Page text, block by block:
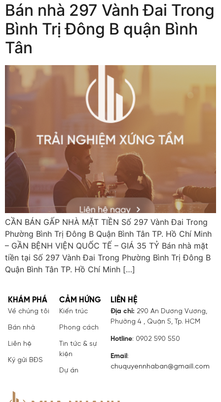
Bán nhà 297 Vành Đai Trong
Bình Trị Đông B quận Bình
Tân
CẦN BÁN GẤP NHÀ MẶT TIỀN Số 297 Vành Đai Trong
Phường Bình Trị Đông B Quận Bình Tân TP. Hồ Chí Minh
– GẦN BỆNH VIỆN QUỐC TẾ – GIÁ 35 TỶ Bán nhà mặt
tiền tại Số 297 Vành Đai Trong Phường Bình Trị Đông B
Quận Bình Tân TP. Hồ Chí Minh […]
KHÁM PHÁ
Về chúng tôi
Bán nhà
Liên hệ
Ký gửi BĐS
CẢM HỨNG
Kiến trúc
Phong cách
Tin tức & sự
kiện
Dự án
LIÊN HỆ
Địa chỉ: 290 An Dương Vương,
Phường 4 , Quận 5, Tp. HCM
Hotline: 0902 590 550
Email:
chuquyennhaban@gmaill.com